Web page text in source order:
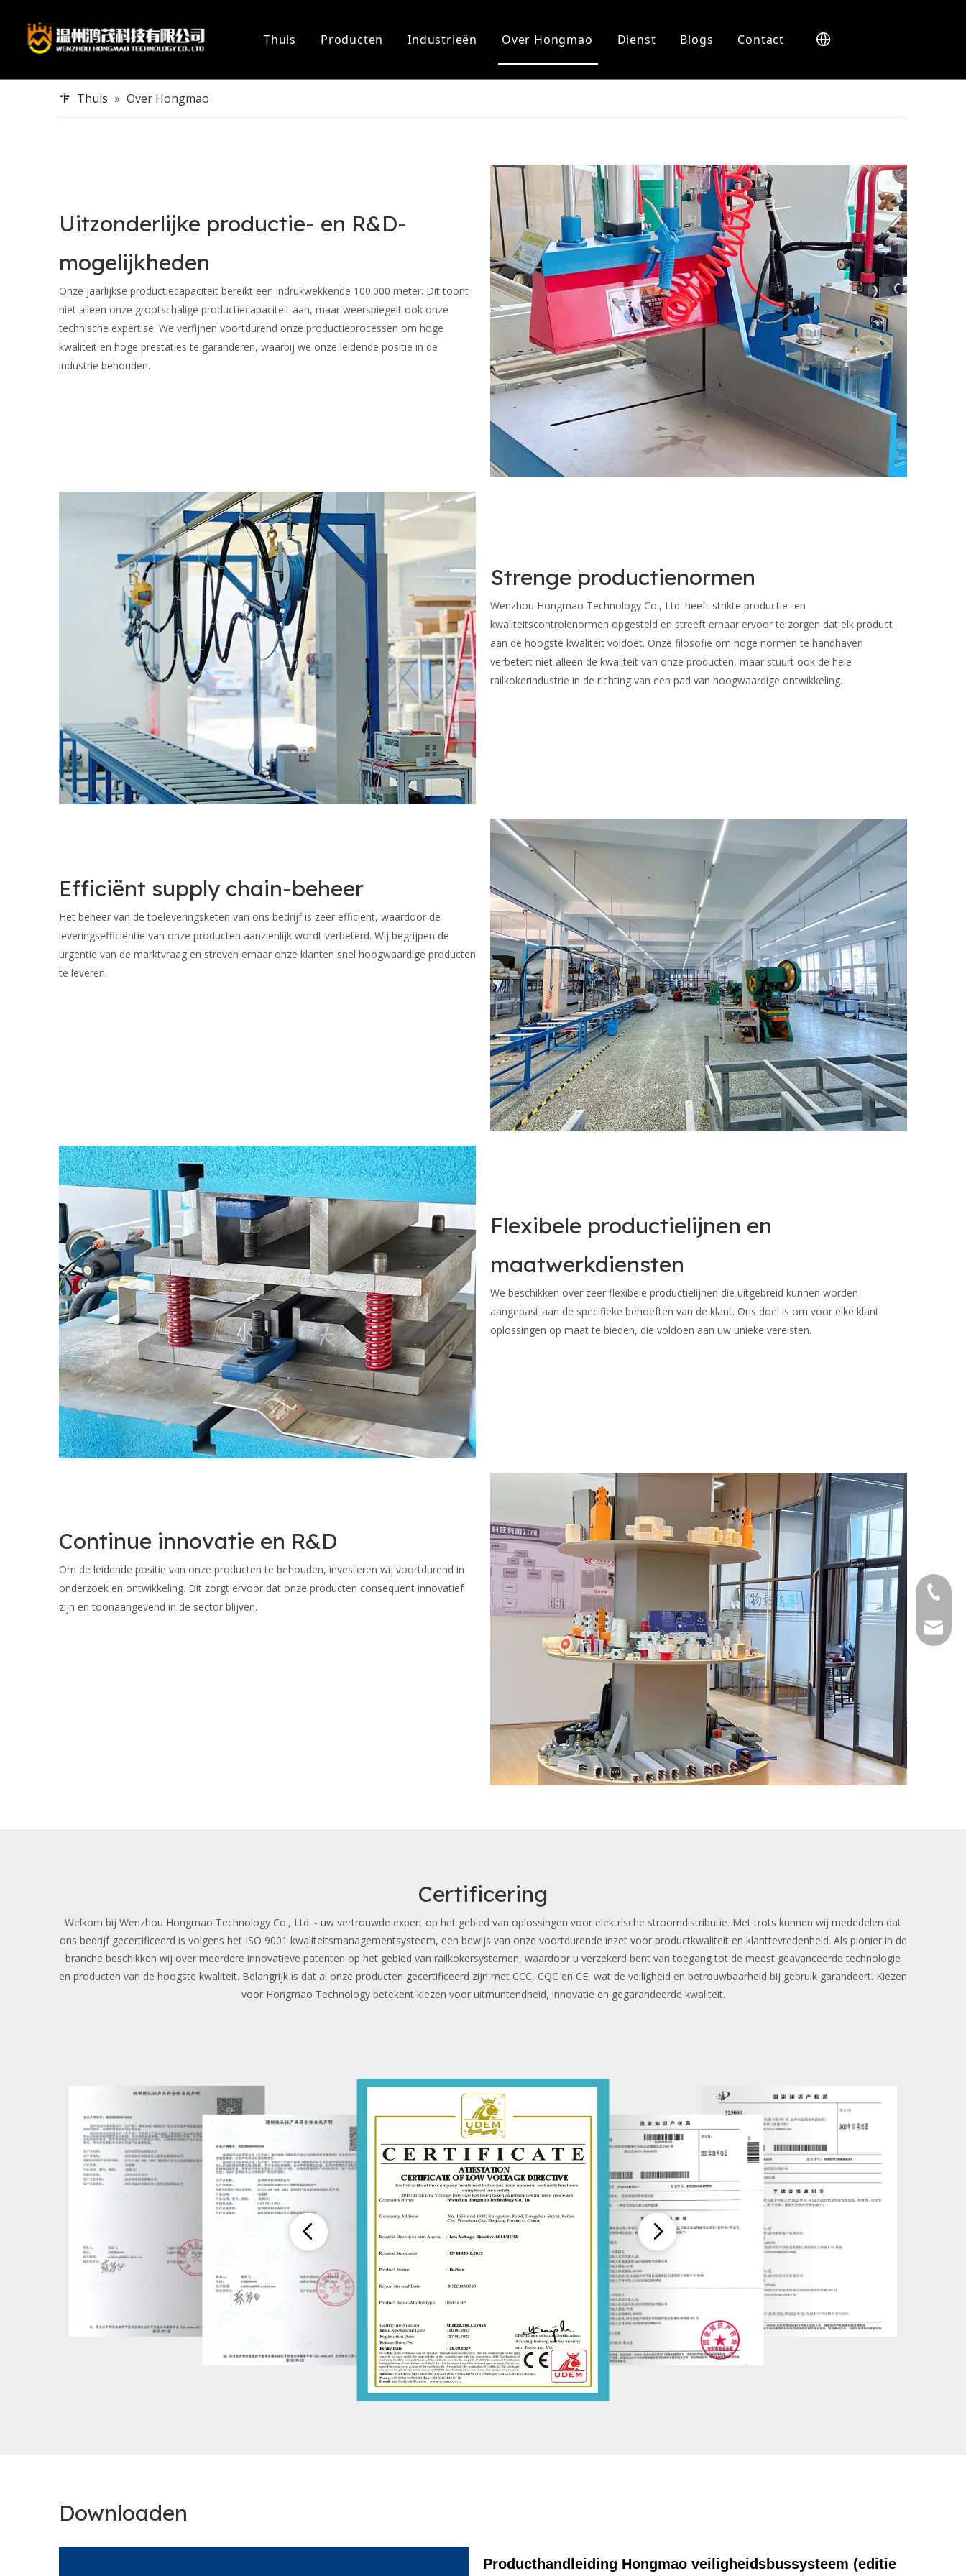
Thuis Producten
Busbar-systemen
Industrieën Over Hongmao
Mogelijkheden
Dienst Blogs Contact
Thuis » Over Hongmao
Uitzonderlijke productie- en R&D-
mogelijkheden
Onze jaarlijkse productiecapaciteit bereikt een indrukwekkende 100.000 meter. Dit toont
niet alleen onze grootschalige productiecapaciteit aan, maar weerspiegelt ook onze
technische expertise. We verfijnen voortdurend onze productieprocessen om hoge
kwaliteit en hoge prestaties te garanderen, waarbij we onze leidende positie in de
industrie behouden.
Strenge productienormen
Wenzhou Hongmao Technology Co., Ltd. heeft strikte productie- en
kwaliteitscontrolenormen opgesteld en streeft ernaar ervoor te zorgen dat elk product
aan de hoogste kwaliteit voldoet. Onze filosofie om hoge normen te handhaven
verbetert niet alleen de kwaliteit van onze producten, maar stuurt ook de hele
railkokerindustrie in de richting van een pad van hoogwaardige ontwikkeling.
Efficiënt supply chain-beheer
Het beheer van de toeleveringsketen van ons bedrijf is zeer efficiënt, waardoor de
leveringsefficiëntie van onze producten aanzienlijk wordt verbeterd. Wij begrijpen de
urgentie van de marktvraag en streven ernaar onze klanten snel hoogwaardige producten
te leveren.
Flexibele productielijnen en
maatwerkdiensten
We beschikken over zeer flexibele productielijnen die uitgebreid kunnen worden
aangepast aan de specifieke behoeften van de klant. Ons doel is om voor elke klant
oplossingen op maat te bieden, die voldoen aan uw unieke vereisten.
Continue innovatie en R&D
Om de leidende positie van onze producten te behouden, investeren wij voortdurend in
onderzoek en ontwikkeling. Dit zorgt ervoor dat onze producten consequent innovatief
zijn en toonaangevend in de sector blijven.
Certificering
Welkom bij Wenzhou Hongmao Technology Co., Ltd. - uw vertrouwde expert op het gebied van oplossingen voor elektrische stroomdistributie. Met trots kunnen wij mededelen dat
ons bedrijf gecertificeerd is volgens het ISO 9001 kwaliteitsmanagementsysteem, een bewijs van onze voortdurende inzet voor productkwaliteit en klanttevredenheid. Als pionier in de
branche beschikken wij over meerdere innovatieve patenten op het gebied van railkokersystemen, waardoor u verzekerd bent van toegang tot de meest geavanceerde technologie
en producten van de hoogste kwaliteit. Belangrijk is dat al onze producten gecertificeerd zijn met CCC, CQC en CE, wat de veiligheid en betrouwbaarheid bij gebruik garandeert. Kiezen
voor Hongmao Technology betekent kiezen voor uitmuntendheid, innovatie en gegarandeerde kwaliteit.
Downloaden
Producthandleiding Hongmao veiligheidsbussysteem (editie
+86-